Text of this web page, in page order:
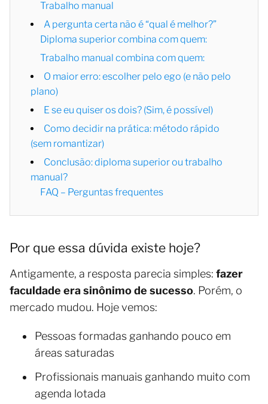
Trabalho manual
A pergunta certa não é “qual é melhor?”
Diploma superior combina com quem:
Trabalho manual combina com quem:
O maior erro: escolher pelo ego (e não pelo
plano)
E se eu quiser os dois? (Sim, é possível)
Como decidir na prática: método rápido
(sem romantizar)
Conclusão: diploma superior ou trabalho
manual?
FAQ – Perguntas frequentes
Por que essa dúvida existe hoje?
Antigamente, a resposta parecia simples: fazer
faculdade era sinônimo de sucesso. Porém, o
mercado mudou. Hoje vemos:
Pessoas formadas ganhando pouco em
áreas saturadas
Profissionais manuais ganhando muito com
agenda lotada